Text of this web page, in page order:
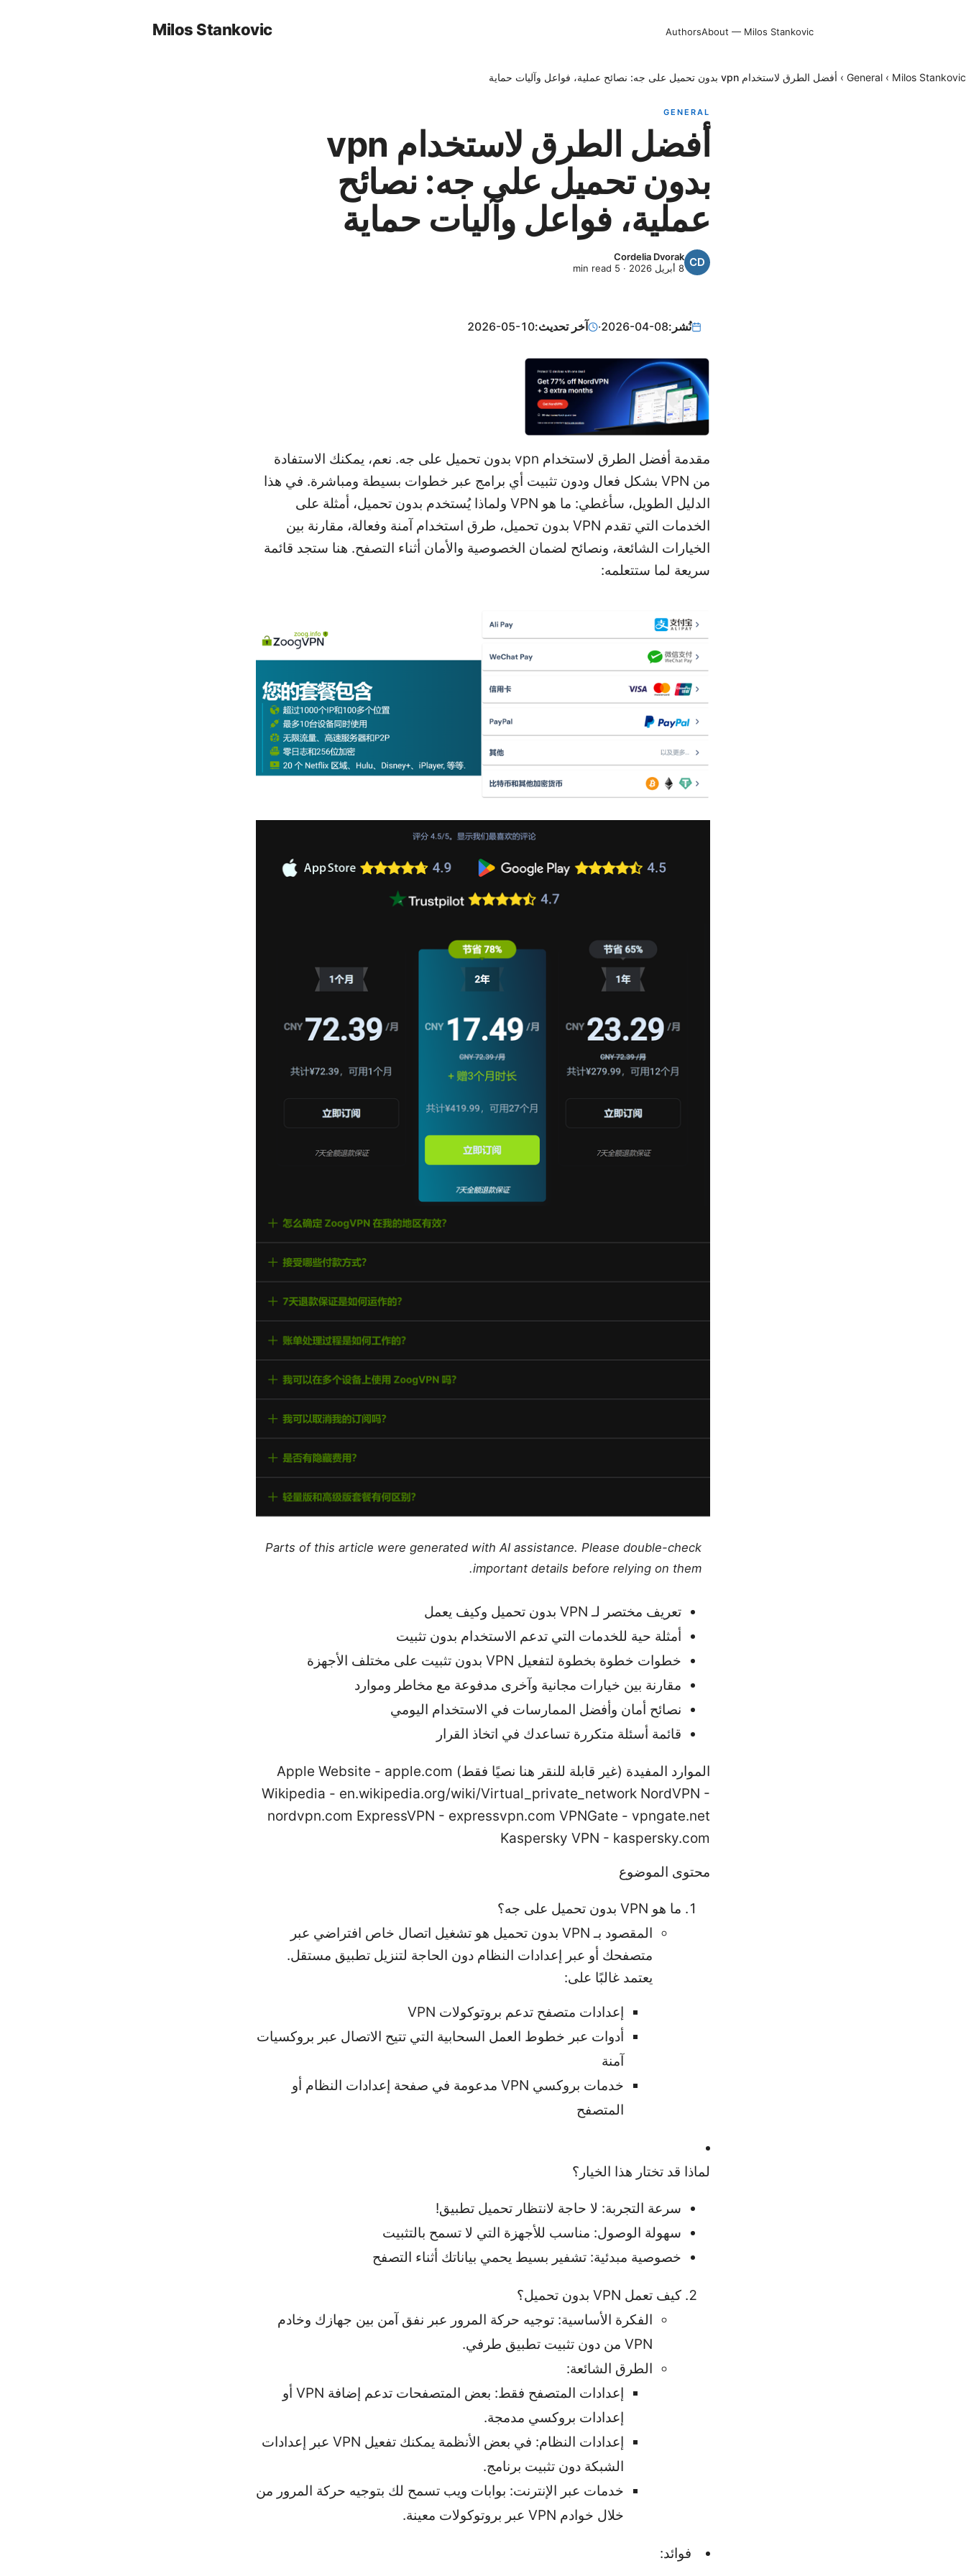
Milos Stankovic AuthorsAbout — Milos Stankovic
Milos Stankovic
›
General
› أفضل الطرق لاستخدام vpn بدون تحميل على جه: نصائح عملية، فواعل وآليات حماية
GENERAL
أفضل الطرق لاستخدام vpn
بدون تحميل على جه: نصائح
عملية، فواعل وآليات حماية
Cordelia Dvorak
8 أبريل 2026
·
5
نُشر:2026-04-08
· آخر تحديث:2026-05-10
مقدمة أفضل الطرق لاستخدام vpn بدون تحميل على جه. نعم، يمكنك الاستفادة
من VPN بشكل فعال ودون تثبيت أي برامج عبر خطوات بسيطة ومباشرة. في هذا
الدليل الطويل، سأغطي: ما هو VPN ولماذا يُستخدم بدون تحميل، أمثلة على
الخدمات التي تقدم VPN بدون تحميل، طرق استخدام آمنة وفعالة، مقارنة بين
الخيارات الشائعة، ونصائح لضمان الخصوصية والأمان أثناء التصفح. هنا ستجد قائمة
سريعة لما ستتعلمه:
Parts of this article were generated with AI assistance. Please double-check
important details before relying on them.
تعريف مختصر لـ VPN بدون تحميل وكيف يعمل
أمثلة حية للخدمات التي تدعم الاستخدام بدون تثبيت
خطوات خطوة بخطوة لتفعيل VPN بدون تثبيت على مختلف الأجهزة
مقارنة بين خيارات مجانية وآخرى مدفوعة مع مخاطر وموارد
نصائح أمان وأفضل الممارسات في الاستخدام اليومي
قائمة أسئلة متكررة تساعدك في اتخاذ القرار
الموارد المفيدة (غير قابلة للنقر هنا نصيًا فقط) Apple Website - apple.com
Wikipedia - en.wikipedia.org/wiki/Virtual_private_network NordVPN -
nordvpn.com ExpressVPN - expressvpn.com VPNGate - vpngate.net
Kaspersky VPN - kaspersky.com
محتوى الموضوع
ما هو VPN بدون تحميل على جه؟
المقصود بـ VPN بدون تحميل هو تشغيل اتصال خاص افتراضي عبر
متصفحك أو عبر إعدادات النظام دون الحاجة لتنزيل تطبيق مستقل.
يعتمد غالبًا على:
إعدادات متصفح تدعم بروتوكولات VPN
أدوات عبر خطوط العمل السحابية التي تتيح الاتصال عبر بروكسيات
آمنة
خدمات بروكسي VPN مدعومة في صفحة إعدادات النظام أو
المتصفح
لماذا قد تختار هذا الخيار؟
سرعة التجربة: لا حاجة لانتظار تحميل تطبيق!
سهولة الوصول: مناسب للأجهزة التي لا تسمح بالتثبيت
خصوصية مبدئية: تشفير بسيط يحمي بياناتك أثناء التصفح
كيف تعمل VPN بدون تحميل؟
الفكرة الأساسية: توجيه حركة المرور عبر نفق آمن بين جهازك وخادم
VPN من دون تثبيت تطبيق طرفي.
الطرق الشائعة:
إعدادات المتصفح فقط: بعض المتصفحات تدعم إضافة VPN أو
إعدادات بروكسي مدمجة.
إعدادات النظام: في بعض الأنظمة يمكنك تفعيل VPN عبر إعدادات
الشبكة دون تثبيت برنامج.
خدمات عبر الإنترنت: بوابات ويب تسمح لك بتوجيه حركة المرور من
خلال خوادم VPN عبر بروتوكولات معينة.
فوائد: